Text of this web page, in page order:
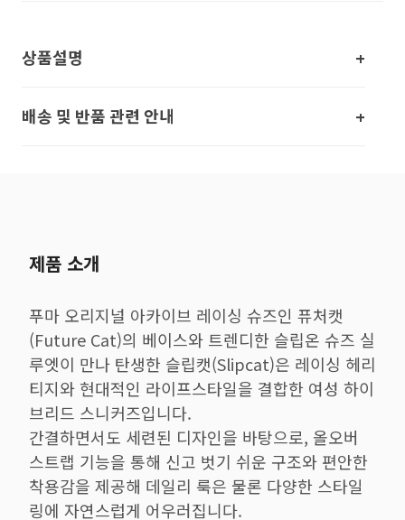
상품설명
배송 및 반품 관련 안내
제품 소개
푸마 오리지널 아카이브 레이싱 슈즈인 퓨처캣
(Future Cat)의 베이스와 트렌디한 슬립온 슈즈 실
루엣이 만나 탄생한 슬립캣(Slipcat)은 레이싱 헤리
티지와 현대적인 라이프스타일을 결합한 여성 하이
브리드 스니커즈입니다.
간결하면서도 세련된 디자인을 바탕으로, 올오버
스트랩 기능을 통해 신고 벗기 쉬운 구조와 편안한
착용감을 제공해 데일리 룩은 물론 다양한 스타일
링에 자연스럽게 어우러집니다.